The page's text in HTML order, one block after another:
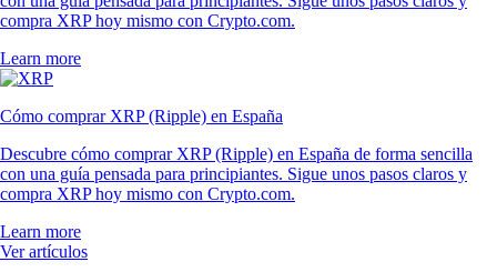
compra XRP hoy mismo con Crypto.com.
Learn more
Cómo comprar XRP (Ripple) en España
Descubre cómo comprar XRP (Ripple) en España de forma sencilla
con una guía pensada para principiantes. Sigue unos pasos claros y
compra XRP hoy mismo con Crypto.com.
Learn more
Ver artículos